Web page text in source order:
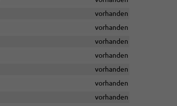
vorhanden
vorhanden
vorhanden
vorhanden
vorhanden
vorhanden
vorhanden